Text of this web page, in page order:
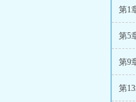
第1
第5
第9
第